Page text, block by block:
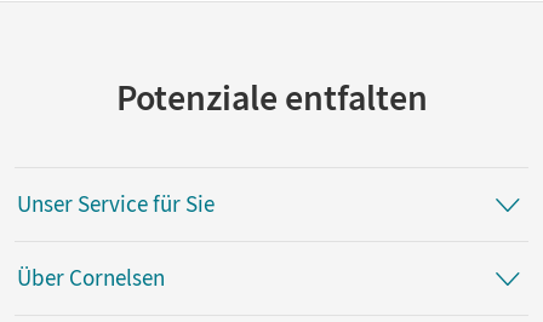
Potenziale entfalten
Unser Service für Sie
Über Cornelsen